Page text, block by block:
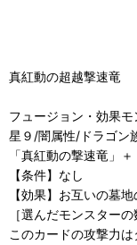
真紅動の超越撃速竜
フュージョン・効果モ
星９/闇属性/ドラゴ
「真紅動の撃速竜」
【条件】なし
【効果】お互いの墓
［選んだモンスター
このカードの攻撃力